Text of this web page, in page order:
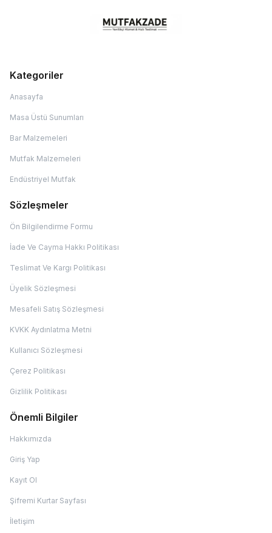
Kategoriler
Anasayfa
Masa Üstü Sunumları
Bar Malzemeleri
Mutfak Malzemeleri
Endüstriyel Mutfak
Sözleşmeler
Ön Bilgilendirme Formu
İade Ve Cayma Hakkı Politikası
Teslimat Ve Kargı Politikası
Üyelik Sözleşmesi
Mesafeli Satış Sözleşmesi
KVKK Aydınlatma Metni
Kullanıcı Sözleşmesi
Çerez Politikası
Gizlilik Politikası
Önemli Bilgiler
Hakkımızda
Giriş Yap
Kayıt Ol
Şifremi Kurtar Sayfası
İletişim